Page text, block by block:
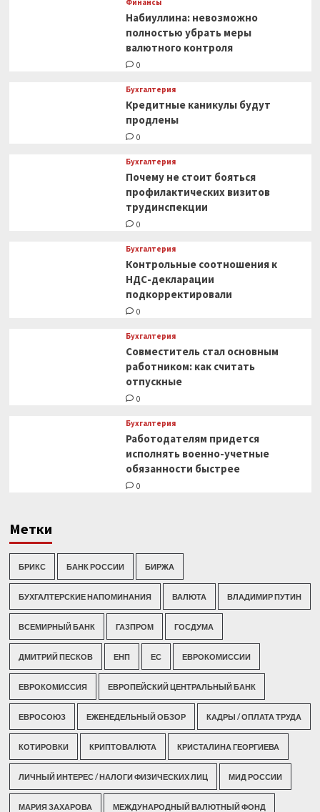
Финансы
Набиуллина: невозможно
полностью убрать меры
валютного контроля
0
Бухгалтерия
Кредитные каникулы будут
продлены
0
Бухгалтерия
Почему не стоит бояться
профилактических визитов
трудинспекции
0
Бухгалтерия
Контрольные соотношения к
НДС-декларации
подкорректировали
0
Бухгалтерия
Совместитель стал основным
работником: как считать
отпускные
0
Бухгалтерия
Работодателям придется
исполнять военно-учетные
обязанности быстрее
0
Метки
БРИКС БАНК РОССИИ БИРЖА
БУХГАЛТЕРСКИЕ НАПОМИНАНИЯ ВАЛЮТА ВЛАДИМИР ПУТИН
ВСЕМИРНЫЙ БАНК ГАЗПРОМ ГОСДУМА
ДМИТРИЙ ПЕСКОВ ЕНП ЕС ЕВРОКОМИССИИ
ЕВРОКОМИССИЯ ЕВРОПЕЙСКИЙ ЦЕНТРАЛЬНЫЙ БАНК
ЕВРОСОЮЗ ЕЖЕНЕДЕЛЬНЫЙ ОБЗОР КАДРЫ / ОПЛАТА ТРУДА
КОТИРОВКИ КРИПТОВАЛЮТА КРИСТАЛИНА ГЕОРГИЕВА
ЛИЧНЫЙ ИНТЕРЕС / НАЛОГИ ФИЗИЧЕСКИХ ЛИЦ МИД РОССИИ
МАРИЯ ЗАХАРОВА МЕЖДУНАРОДНЫЙ ВАЛЮТНЫЙ ФОНД